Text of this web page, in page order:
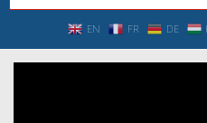
EN FR DE